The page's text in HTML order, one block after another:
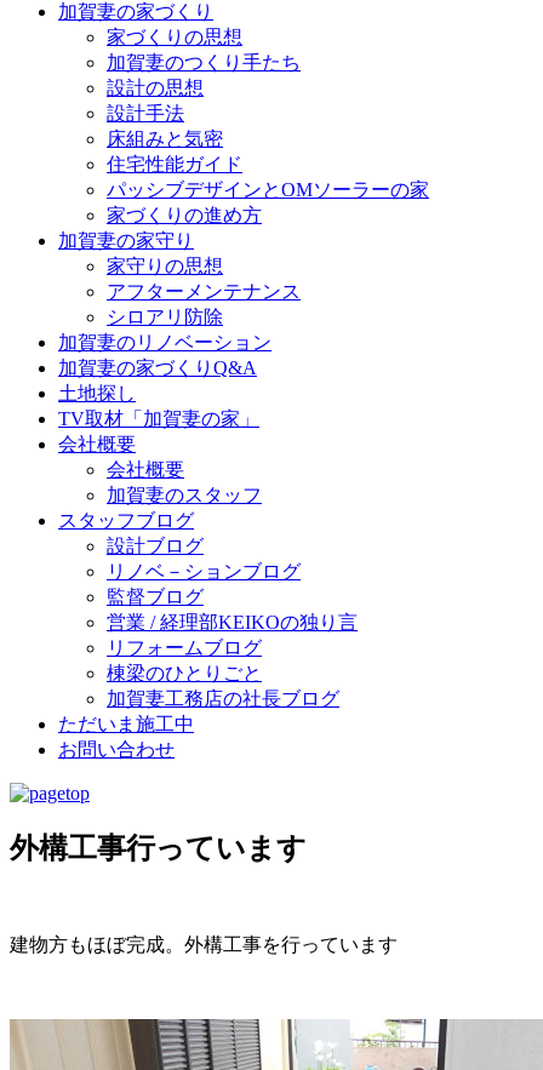
加賀妻の家づくり
家づくりの思想
加賀妻のつくり手たち
設計の思想
設計手法
床組みと気密
住宅性能ガイド
パッシブデザインとOMソーラーの家
家づくりの進め方
加賀妻の家守り
家守りの思想
アフターメンテナンス
シロアリ防除
加賀妻のリノベーション
加賀妻の家づくりQ&A
土地探し
TV取材「加賀妻の家」
会社概要
会社概要
加賀妻のスタッフ
スタッフブログ
設計ブログ
リノベ－ションブログ
監督ブログ
営業 / 経理部KEIKOの独り言
リフォームブログ
棟梁のひとりごと
加賀妻工務店の社長ブログ
ただいま施工中
お問い合わせ
外構工事行っています
建物方もほぼ完成。外構工事を行っています